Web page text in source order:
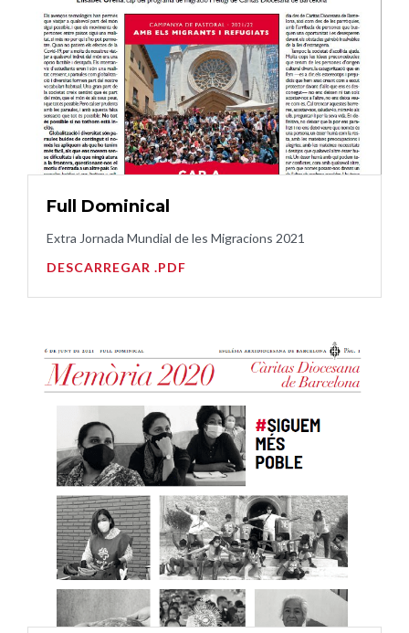
Full Dominical
Extra Jornada Mundial de les Migracions 2021
DESCARREGAR .PDF